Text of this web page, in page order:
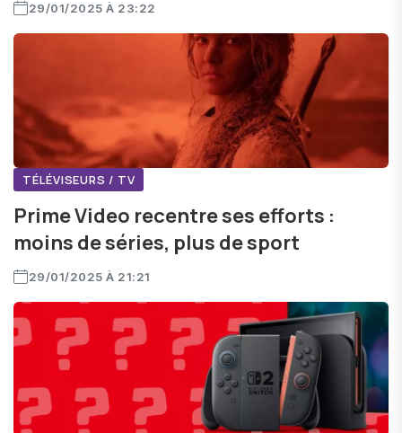
29/01/2025 À 23:22
TÉLÉVISEURS / TV
Prime Video recentre ses efforts :
moins de séries, plus de sport
29/01/2025 À 21:21